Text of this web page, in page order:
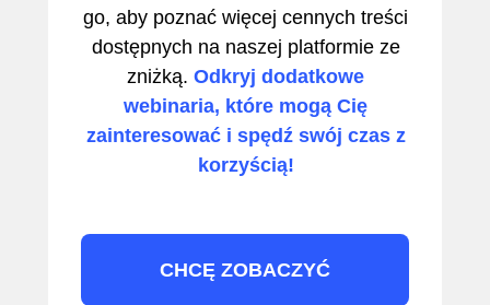
go, aby poznać więcej cennych treści
dostępnych na naszej platformie ze
zniżką. Odkryj dodatkowe
webinaria, które mogą Cię
zainteresować i spędź swój czas z
korzyścią!
CHCĘ ZOBACZYĆ